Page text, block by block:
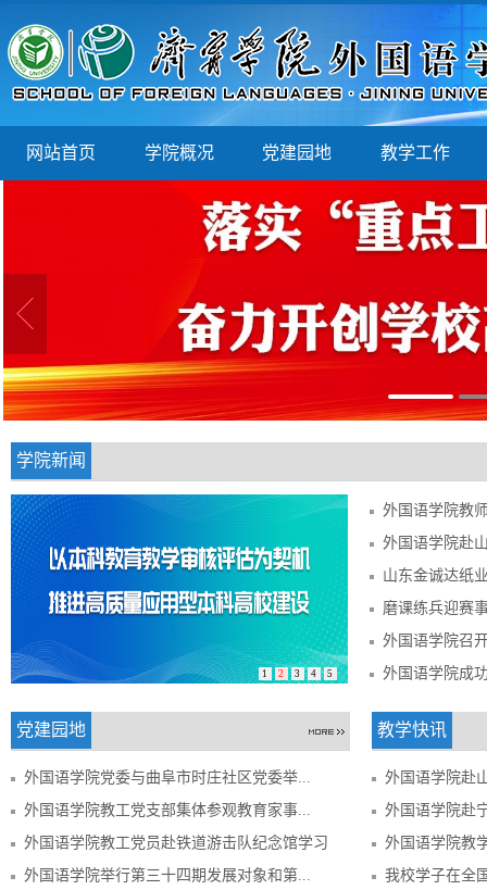
网站首页 学院概况 党建园地 教学工作
学院新闻
1 2 3 4 5
外国语学院召
外国语学院成
党建园地
外国语学院党委与曲阜市时庄社区党委举...
外国语学院教工党支部集体参观教育家事...
外国语学院教工党员赴铁道游击队纪念馆学习
外国语学院举行第三十四期发展对象和第...
教学快讯
外国语学院赴
外国语学院赴
外国语学院教
我校学子在全